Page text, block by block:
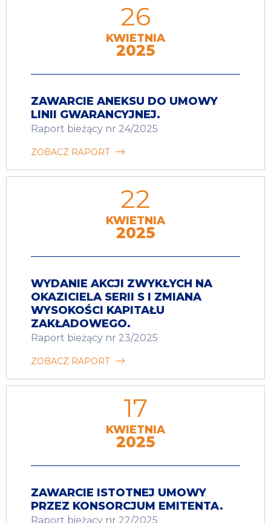
26
KWIETNIA
2025
ZAWARCIE ANEKSU DO UMOWY
LINII GWARANCYJNEJ.
Raport bieżący nr 24/2025
ZOBACZ RAPORT
22
KWIETNIA
2025
WYDANIE AKCJI ZWYKŁYCH NA
OKAZICIELA SERII S I ZMIANA
WYSOKOŚCI KAPITAŁU
ZAKŁADOWEGO.
Raport bieżący nr 23/2025
ZOBACZ RAPORT
17
KWIETNIA
2025
ZAWARCIE ISTOTNEJ UMOWY
PRZEZ KONSORCJUM EMITENTA.
Raport bieżący nr 22/2025